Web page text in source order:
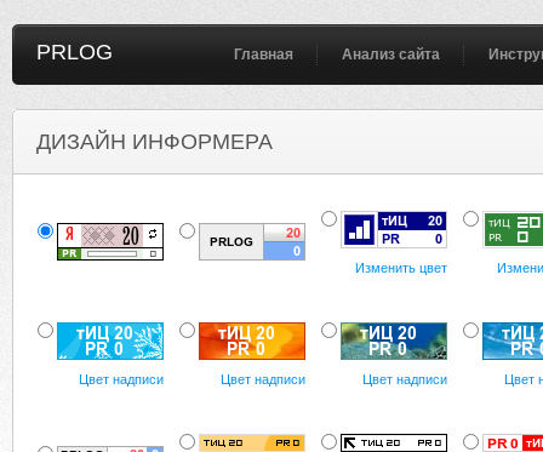
PRLOG Главная Анализ сайта
ДИЗАЙН ИНФОРМЕРА
Изменить цвет
Цвет надписи Цвет надписи Цвет надписи Цвет